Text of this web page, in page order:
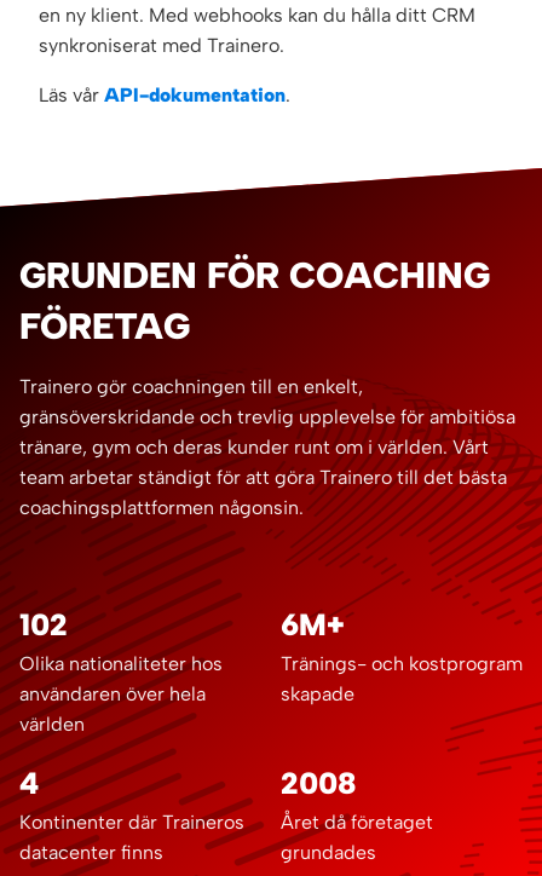
en ny klient. Med webhooks kan du hålla ditt CRM
synkroniserat med Trainero.
Läs vår API-dokumentation.
GRUNDEN FÖR COACHING
FÖRETAG
Trainero gör coachningen till en enkelt,
gränsöverskridande och trevlig upplevelse för ambitiösa
tränare, gym och deras kunder runt om i världen. Vårt
team arbetar ständigt för att göra Trainero till det bästa
coachingsplattformen någonsin.
102
Olika nationaliteter hos
användaren över hela
världen
6M+
Tränings- och kostprogram
skapade
4
Kontinenter där Traineros
datacenter finns
2008
Året då företaget
grundades